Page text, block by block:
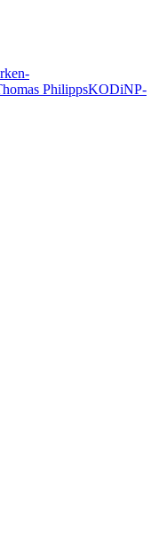
PhilippsKODiNP-